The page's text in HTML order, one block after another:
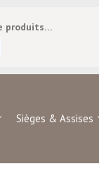
Sièges & Assises